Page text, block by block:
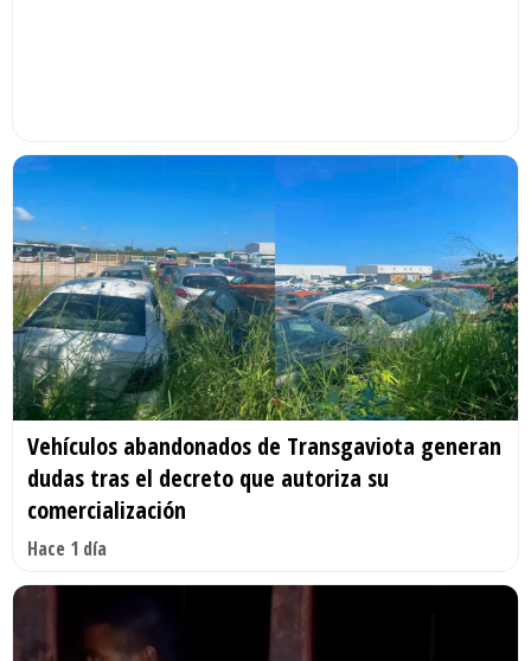
Vehículos abandonados de Transgaviota generan
dudas tras el decreto que autoriza su
comercialización
Hace 1 día